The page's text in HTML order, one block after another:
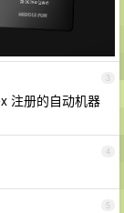
3
注册的自动机器
4
5